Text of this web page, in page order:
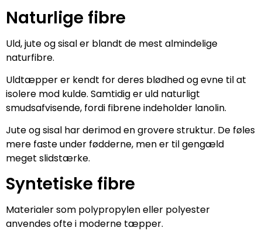
Naturlige fibre
Uld, jute og sisal er blandt de mest almindelige
naturfibre.
Uldtæpper er kendt for deres blødhed og evne til at
isolere mod kulde. Samtidig er uld naturligt
smudsafvisende, fordi fibrene indeholder lanolin.
Jute og sisal har derimod en grovere struktur. De føles
mere faste under fødderne, men er til gengæld
meget slidstærke.
Syntetiske fibre
Materialer som polypropylen eller polyester
anvendes ofte i moderne tæpper.